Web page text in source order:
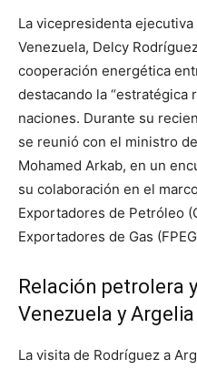
La vicepresidenta
Venezuela, Delcy
cooperación energética
destacando la “estratégica
naciones. Durante su
se reunió con el ministro
Mohamed Arkab, en un
su colaboración en el
Exportadores de Petróleo
Exportadores de Gas
Relación petrolera
Venezuela y Argelia
La visita de Rodríguez a